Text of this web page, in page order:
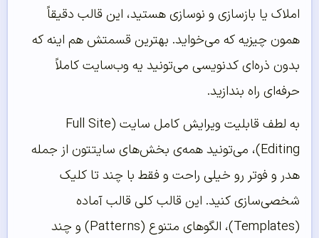
املاک یا بازسازی و نوسازی هستید، این قالب دقیقاً
همون چیزیه که می‌خواید. بهترین قسمتش هم اینه که
بدون ذره‌ای کدنویسی می‌تونید یه وب‌سایت کاملاً
حرفه‌ای راه بندازید.
به لطف قابلیت ویرایش کامل سایت (Full Site
Editing)، می‌تونید همه‌ی بخش‌های سایتتون از جمله
هدر و فوتر رو خیلی راحت و فقط با چند تا کلیک
شخصی‌سازی کنید. این قالب کلی قالب آماده
(Templates)، الگوهای متنوع (Patterns) و چند